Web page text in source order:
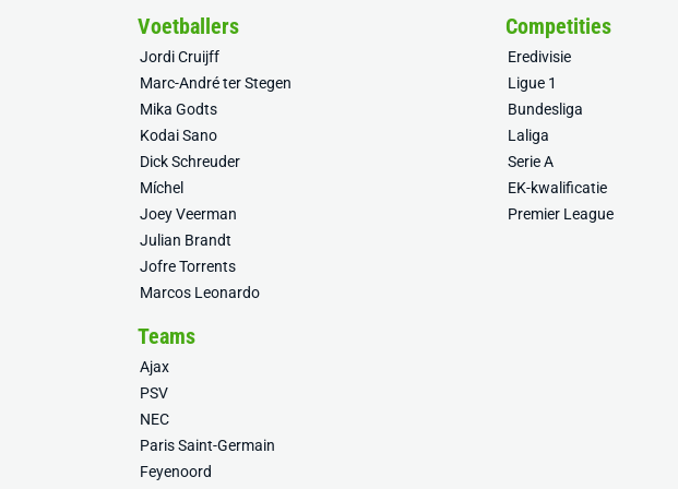
Voetballers
Jordi Cruijff
Marc-André ter Stegen
Mika Godts
Kodai Sano
Dick Schreuder
Míchel
Joey Veerman
Julian Brandt
Jofre Torrents
Marcos Leonardo
Competities
Eredivisie
Ligue 1
Bundesliga
Laliga
Serie A
EK-kwalificatie
Premier League
Teams
Ajax
PSV
NEC
Paris Saint-Germain
Feyenoord